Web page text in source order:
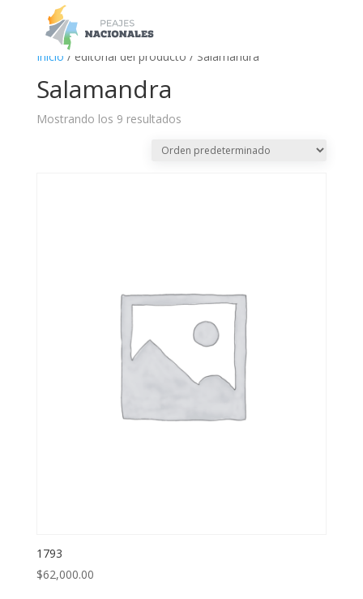
Inicio / editorial del producto / Salamandra
Salamandra
Mostrando los 9 resultados
1793
$62,000.00